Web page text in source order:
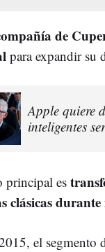
de
para expandir su
Apple quiere
inteligentes
principal es
clásicas durante
el segmento